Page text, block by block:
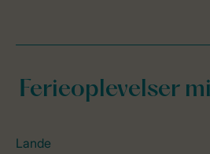
Ferieoplevelser
Lande